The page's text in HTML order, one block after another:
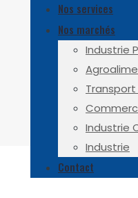
Nos services
Nos marchés
Industrie
Industrie
Industrie
Contact